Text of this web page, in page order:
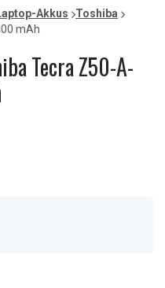
3
Akkus
Toshiba
mAh
Tecra Z50-A-